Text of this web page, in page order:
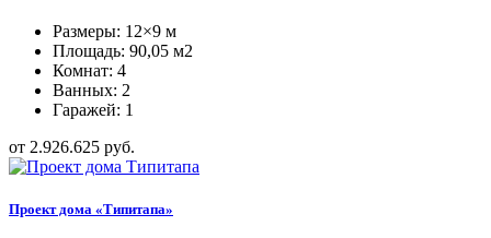
Размеры: 12×9 м
Площадь: 90,05 м2
Комнат: 4
Ванных: 2
Гаражей: 1
от 2.926.625 руб.
Проект дома «Типитапа»